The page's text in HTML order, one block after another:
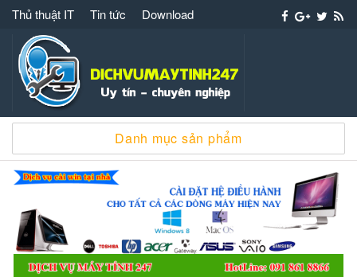
Thủ thuật IT Tin tức Download
Dịch vụ máy tính 247 – 091 861 8866 cài win
Danh mục sản phẩm